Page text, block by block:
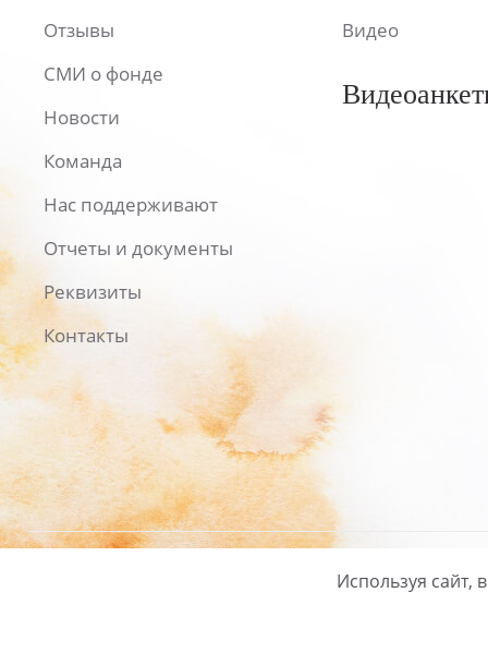
Отзывы
СМИ о фонде
Новости
Команда
Нас поддерживают
Отчеты и документы
Реквизиты
Контакты
Видео
Политика
Используя сайт,